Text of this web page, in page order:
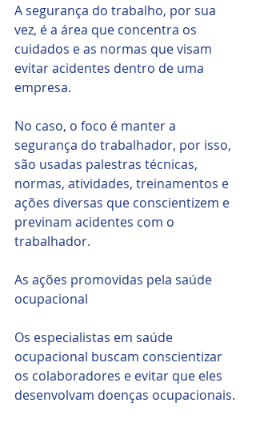
A segurança do trabalho, por sua
vez, é a área que concentra os
cuidados e as normas que visam
evitar acidentes dentro de uma
empresa.
No caso, o foco é manter a
segurança do trabalhador, por isso,
são usadas palestras técnicas,
normas, atividades, treinamentos e
ações diversas que conscientizem e
previnam acidentes com o
trabalhador.
As ações promovidas pela saúde
ocupacional
Os especialistas em saúde
ocupacional buscam conscientizar
os colaboradores e evitar que eles
desenvolvam doenças ocupacionais.